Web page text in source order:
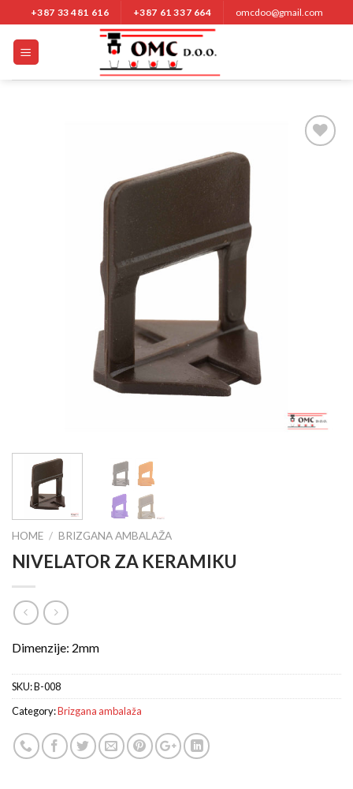
Nastavi
na
sadržaj
+387 33 481 616 +387 61 337 664 omcdoo@gmail.com
HOME / BRIZGANA AMBALAŽA
NIVELATOR ZA KERAMIKU
Dimenzije: 2mm
SKU:B-008
Category:Brizgana ambalaža